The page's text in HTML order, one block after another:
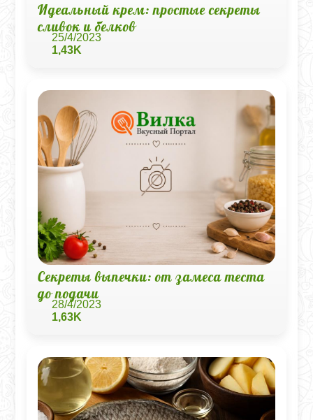
Идеальный крем: простые секреты
сливок и белков
25/4/2023
1,43K
Секреты выпечки: от замеса теста
до подачи
28/4/2023
1,63K